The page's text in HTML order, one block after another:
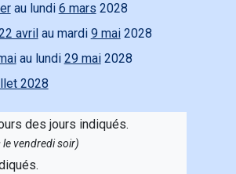
au lundi 6 mars 2028
avril au mardi 9 mai2028
au lundi 29 mai2028
2028
des jours indiqués.
le vendredi soir)